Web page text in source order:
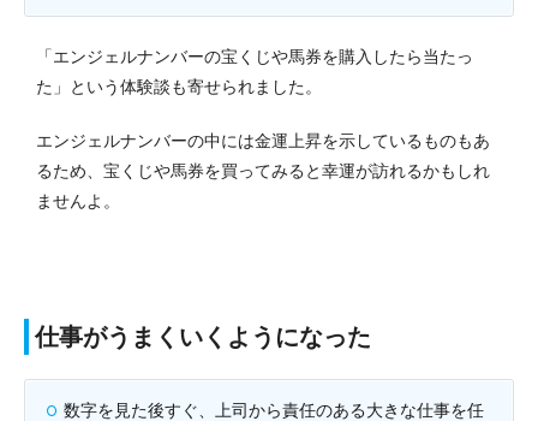
「エンジェルナンバーの宝くじや馬券を購入したら当たっ
た」という体験談も寄せられました。
エンジェルナンバーの中には金運上昇を示しているものもあ
るため、宝くじや馬券を買ってみると幸運が訪れるかもしれ
ませんよ。
仕事がうまくいくようになった
数字を見た後すぐ、上司から責任のある大きな仕事を任